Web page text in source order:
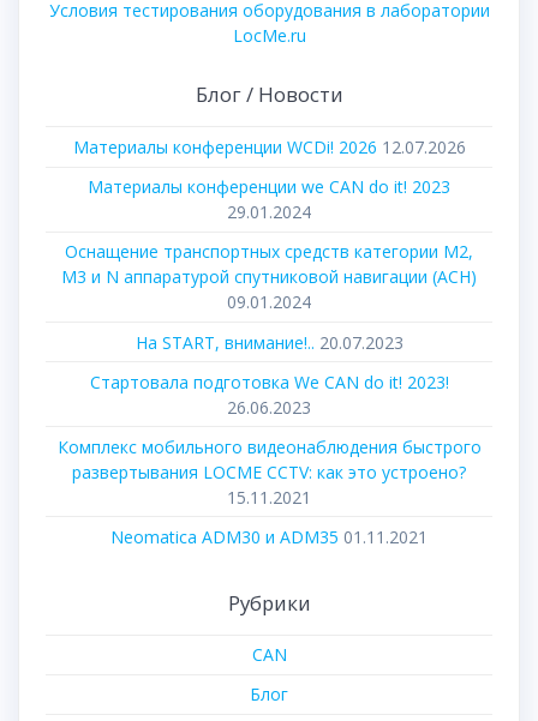
Условия тестирования оборудования в лаборатории
LocMe.ru
Блог / Новости
Материалы конференции WCDi! 2026 12.07.2026
Материалы конференции we CAN do it! 2023
29.01.2024
Оснащение транспортных средств категории М2,
М3 и N аппаратурой спутниковой навигации (АСН)
09.01.2024
На START, внимание!.. 20.07.2023
Стартовала подготовка We CAN do it! 2023!
26.06.2023
Комплекс мобильного видеонаблюдения быстрого
развертывания LOCME CCTV: как это устроено?
15.11.2021
Neomatica ADM30 и ADM35 01.11.2021
Рубрики
CAN
Блог